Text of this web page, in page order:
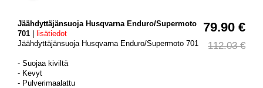
79.90 €
112.03 €
Jäähdyttäjänsuoja Husqvarna Enduro/Supermoto
701
lisätiedot
Jäähdyttäjänsuoja Husqvarna Enduro/Supermoto 701
- Suojaa kiviltä
- Kevyt
- Pulverimaalattu